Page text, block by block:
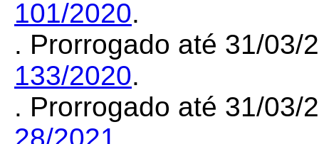
101/2020.
. Prorrogado até 31/03/
133/2020.
. Prorrogado até 31/03/